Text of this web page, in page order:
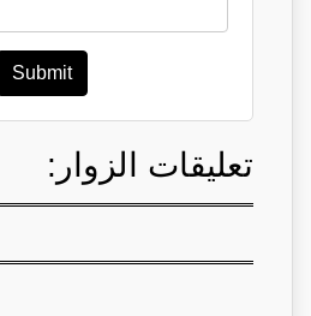
Submit
تعليقات الزوار: